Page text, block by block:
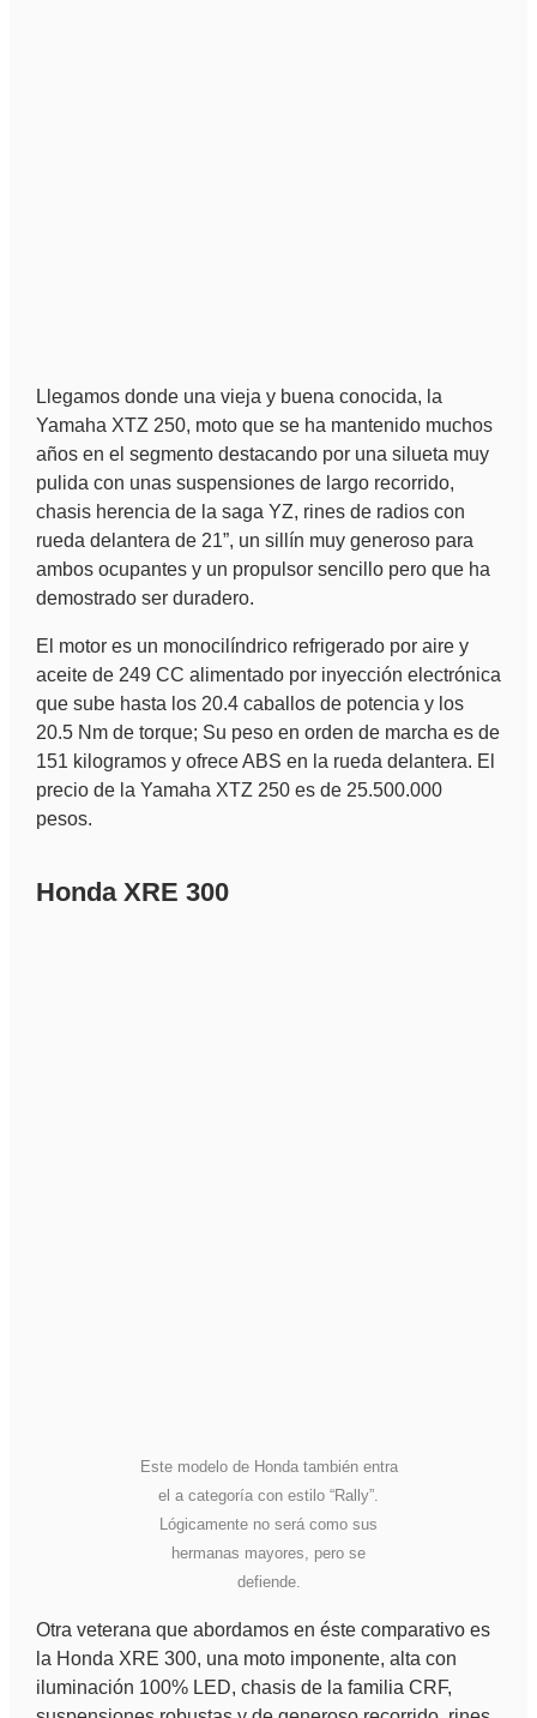
Llegamos donde una vieja y buena conocida, la
Yamaha XTZ 250, moto que se ha mantenido muchos
años en el segmento destacando por una silueta muy
pulida con unas suspensiones de largo recorrido,
chasis herencia de la saga YZ, rines de radios con
rueda delantera de 21”, un sillín muy generoso para
ambos ocupantes y un propulsor sencillo pero que ha
demostrado ser duradero.
El motor es un monocilíndrico refrigerado por aire y
aceite de 249 CC alimentado por inyección electrónica
que sube hasta los 20.4 caballos de potencia y los
20.5 Nm de torque; Su peso en orden de marcha es de
151 kilogramos y ofrece ABS en la rueda delantera. El
precio de la Yamaha XTZ 250 es de 25.500.000
pesos.
Honda XRE 300
Este modelo de Honda también entra
el a categoría con estilo “Rally”.
Lógicamente no será como sus
hermanas mayores, pero se
defiende.
Otra veterana que abordamos en éste comparativo es
la Honda XRE 300, una moto imponente, alta con
iluminación 100% LED, chasis de la familia CRF,